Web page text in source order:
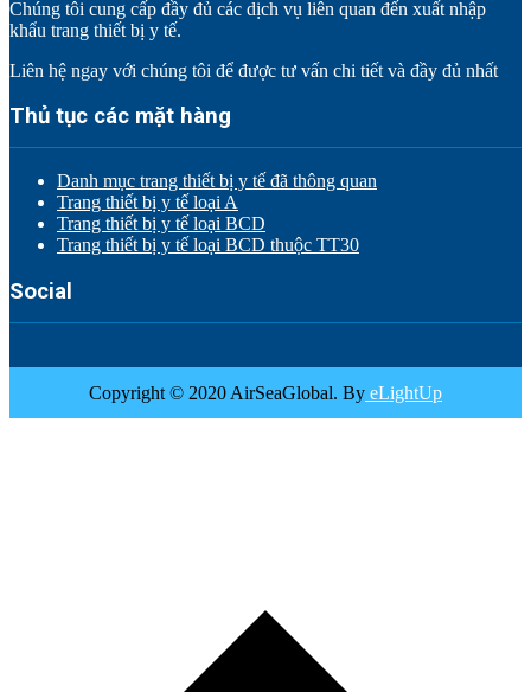
Chúng tôi cung cấp đầy đủ các dịch vụ liên quan đến xuất nhập
khẩu trang thiết bị y tế.
Liên hệ ngay với chúng tôi để được tư vấn chi tiết và đầy đủ nhất
Thủ tục các mặt hàng
Danh mục trang thiết bị y tế đã thông quan
Trang thiết bị y tế loại A
Trang thiết bị y tế loại BCD
Trang thiết bị y tế loại BCD thuộc TT30
Social
Copyright © 2020 AirSeaGlobal. By eLightUp